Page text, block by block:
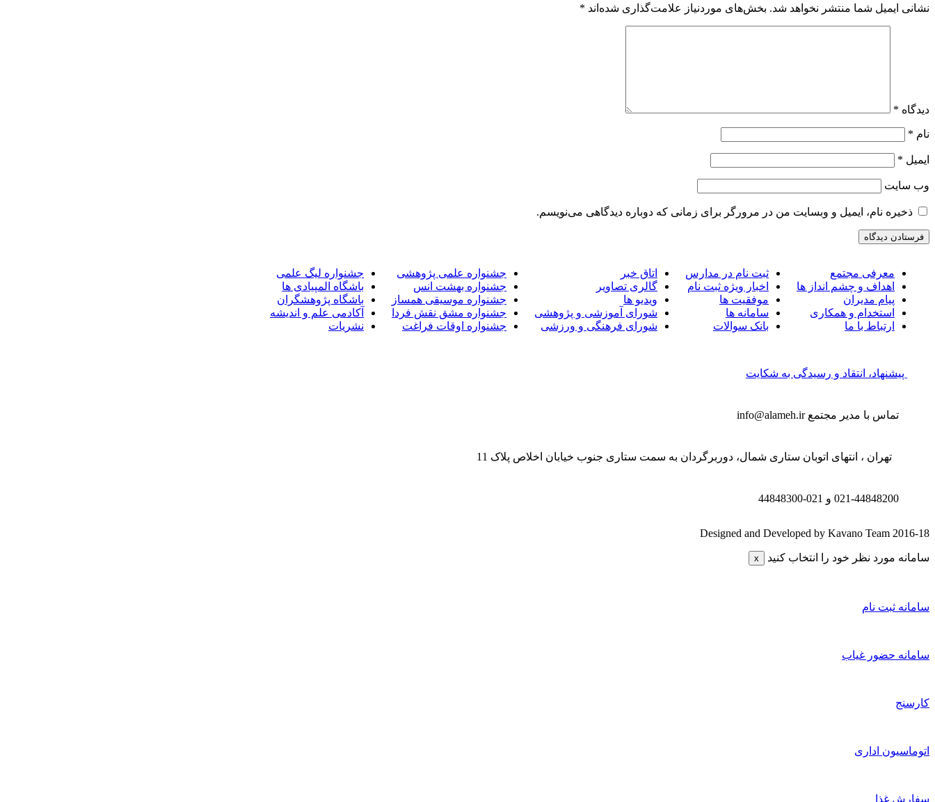
نشانی ایمیل شما منتشر نخواهد شد. بخش‌های موردنیاز علامت‌گذاری شده‌اند *
دیدگاه *
نام *
ایمیل *
وب‌ سایت
ذخیره نام، ایمیل و وبسایت من در مرورگر برای زمانی که دوباره دیدگاهی می‌نویسم.
معرفی مجتمع
اهداف و چشم انداز ها
پیام مدیران
استخدام و همکاری
ارتباط با ما
ثبت نام در مدارس
اخبار ویژه ثبت نام
موفقیت ها
سامانه ها
بانک سوالات
اتاق خبر
گالری تصاویر
ویدیو ها
شورای آموزشی و پژوهشی
شورای فرهنگی و ورزشی
جشنواره علمی پژوهشی
جشنواره بهشت انس
جشنواره موسیقی همساز
جشنواره مشق نقش فردا
جشنواره اوقات فراغت
جشنواره لیگ علمی
باشگاه المپیادی ها
باشگاه پژوهشگران
آکادمی علم و اندیشه
نشریات
پیشنهاد، انتقاد و رسیدگی به شکایت
تماس با مدیر مجتمعinfo@alameh.ir
تهران ، انتهای اتوبان ستاری شمال، دوربرگردان به سمت ستاری جنوب خیابان اخلاص پلاک 11
021-44848200 و 021-44848300
Designed and Developed by Kavano Team 2016-18
سامانه مورد نظر خود را انتخاب کنید x
سامانه ثبت نام
سامانه حضور غیاب
کارسنج
اتوماسیون اداری
سفارش غذا